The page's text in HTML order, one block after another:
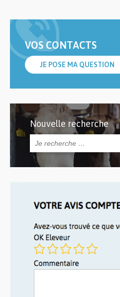
VOS CONTACTS
JE POSE MA QUESTION
Nouvelle recherche